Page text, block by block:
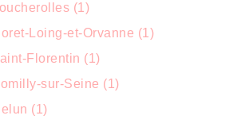
(1)
Loing-et-Orvanne (1)
Florentin (1)
sur-Seine (1)
(1)